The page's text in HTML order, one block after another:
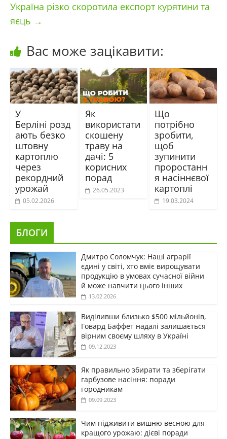
Україна різко скоротила експорт курятини та
яєць →
Вас може зацікавити:
У
Берліні розд
ають безко
штовну
картоплю
через
рекордний
урожай
05.02.2026
Як
використати
скошену
траву на
дачі: 5
корисних
порад
26.05.2023
Що
потрібно
зробити,
щоб
зупинити
проростанн
я насіннєвої
картоплі
19.03.2024
БЛОГИ
Дмитро Соломчук: Наші аграрії
єдині у світі, хто вміє вирощувати
продукцію в умовах сучасної війни
й може навчити цього інших
13.02.2026
Виділивши близько $500 мільйонів,
Говард Баффет надалі залишається
вірним своєму шляху в Україні
09.12.2023
Як правильно збирати та зберігати
гарбузове насіння: поради
городникам
09.09.2023
Чим підживити вишню весною для
кращого урожаю: дієві поради